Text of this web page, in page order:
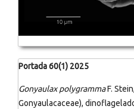
Portada 60(1) 2025
Gonyaulax polygrammaF.
Gonyaulacaceae),